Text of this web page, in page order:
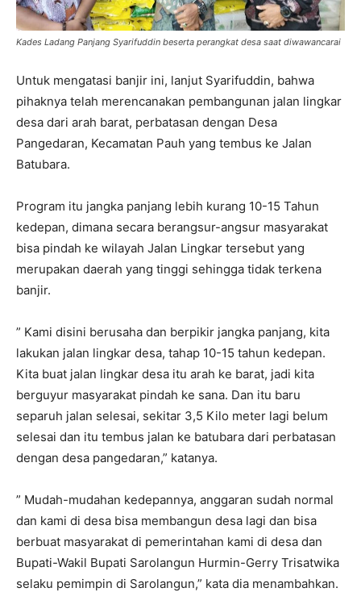
Kades Ladang Panjang Syarifuddin beserta perangkat desa saat diwawancarai
Untuk mengatasi banjir ini, lanjut Syarifuddin, bahwa
pihaknya telah merencanakan pembangunan jalan lingkar
desa dari arah barat, perbatasan dengan Desa
Pangedaran, Kecamatan Pauh yang tembus ke Jalan
Batubara.
Program itu jangka panjang lebih kurang 10-15 Tahun
kedepan, dimana secara berangsur-angsur masyarakat
bisa pindah ke wilayah Jalan Lingkar tersebut yang
merupakan daerah yang tinggi sehingga tidak terkena
banjir.
” Kami disini berusaha dan berpikir jangka panjang, kita
lakukan jalan lingkar desa, tahap 10-15 tahun kedepan.
Kita buat jalan lingkar desa itu arah ke barat, jadi kita
berguyur masyarakat pindah ke sana. Dan itu baru
separuh jalan selesai, sekitar 3,5 Kilo meter lagi belum
selesai dan itu tembus jalan ke batubara dari perbatasan
dengan desa pangedaran,” katanya.
” Mudah-mudahan kedepannya, anggaran sudah normal
dan kami di desa bisa membangun desa lagi dan bisa
berbuat masyarakat di pemerintahan kami di desa dan
Bupati-Wakil Bupati Sarolangun Hurmin-Gerry Trisatwika
selaku pemimpin di Sarolangun,” kata dia menambahkan.